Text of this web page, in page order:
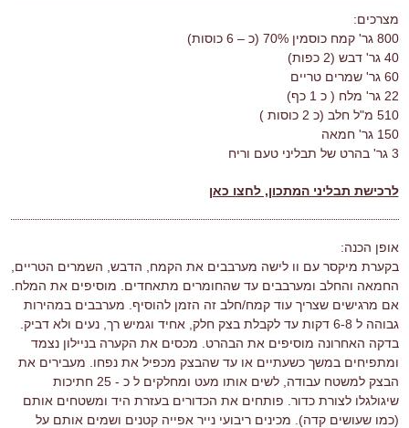
מצרכים:
800 גר' קמח כוסמין 70% (כ – 6 כוסות)
40 גר' דבש (2 כפות)
60 גר' שמרים טריים
22 גר' מלח ( כ 1 כף)
510 מ"ל חלב (כ 2 כוסות )
150 גר' חמאה
3 גר' בהרט של תבליני טעם וריח
לרכישת תבליני המתכון, לחצו כאן
אופן הכנה:
בקערת מיקסר עם וו לישה מערבבים את הקמח, הדבש, השמרים הטריים,
החמאה והחלב ומערבבים עד שהחומרים מתאחדים. מוסיפים את המלח.
אם מרגישים שצריך עוד קמח/חלב זה הזמן להוסיף. מערבבים במהירות
גבוהה ל 6-8 דקות עד לקבלת בצק חלק, אחיד וגמיש רך, נעים ולא דביק.
בדקה האחרונה מוסיפים את הבהרט. מכסים את הקערה בניילון נצמד
ומתפיחים במשך כשעתיים או עד שהבצק מכפיל את נפחו. מעבירים את
הבצק למשטח עבודה, לשים אותו מעט ומחלקים ל כ - 25 חתיכות
שיגולגלו לצורת כדור. פותחים את הכדורים בעזרת היד ומשטחים אותם
(כמו שעושים קדה). מכינים ריבועי נייר אפייה קטנים ושמים אותם על